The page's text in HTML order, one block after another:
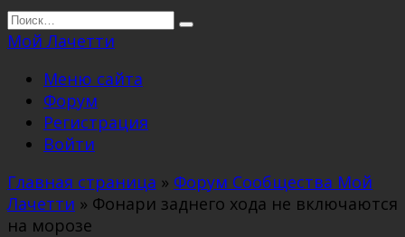
Перейти
к
Search
for:
Мой Лачетти
Меню сайта
Форум
Регистрация
Войти
Главная страница » Форум Сообщества Мой
Лачетти » Фонари заднего хода не включаются
на морозе